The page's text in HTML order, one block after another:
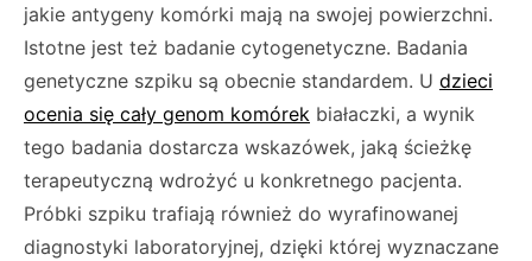
jakie antygeny komórki mają na swojej powierzchni.
Istotne jest też badanie cytogenetyczne. Badania
genetyczne szpiku są obecnie standardem. U dzieci
ocenia się cały genom komórek białaczki, a wynik
tego badania dostarcza wskazówek, jaką ścieżkę
terapeutyczną wdrożyć u konkretnego pacjenta.
Próbki szpiku trafiają również do wyrafinowanej
diagnostyki laboratoryjnej, dzięki której wyznaczane